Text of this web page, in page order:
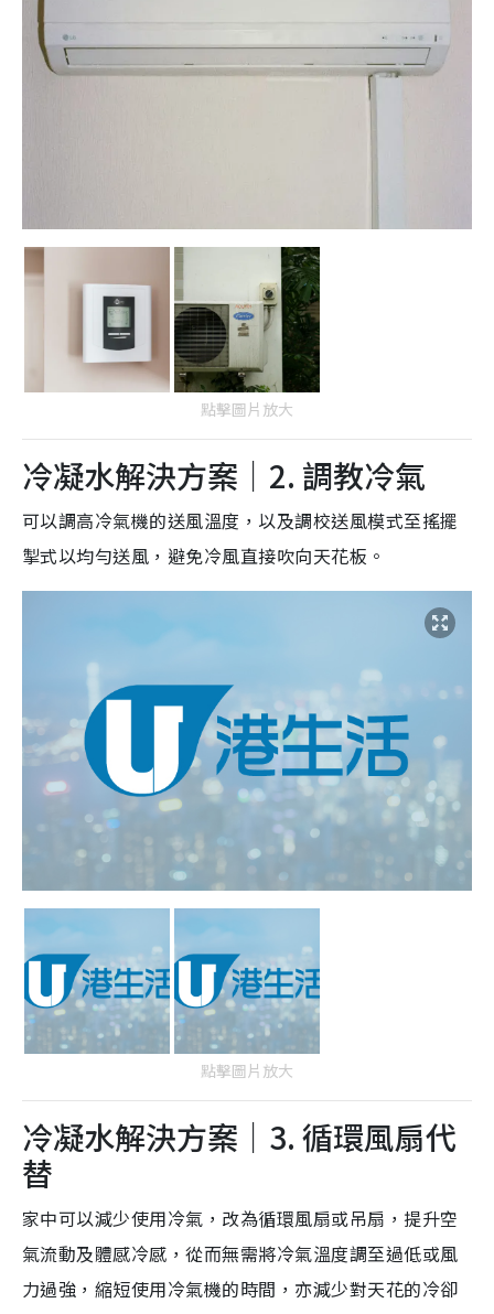
點擊圖片放大
冷凝水解決方案｜2. 調教冷氣
可以調高冷氣機的送風溫度，以及調校送風模式至搖擺
掣式以均勻送風，避免冷風直接吹向天花板。
點擊圖片放大
冷凝水解決方案｜3. 循環風扇代
替
家中可以減少使用冷氣，改為循環風扇或吊扇，提升空
氣流動及體感冷感，從而無需將冷氣溫度調至過低或風
力過強，縮短使用冷氣機的時間，亦減少對天花的冷卻